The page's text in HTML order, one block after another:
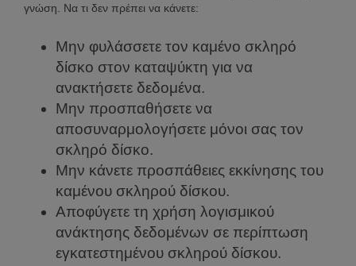
γνώση. Να τι δεν πρέπει να κάνετε:
Μην φυλάσσετε τον καμένο σκληρό
δίσκο στον καταψύκτη για να
ανακτήσετε δεδομένα.
Μην προσπαθήσετε να
αποσυναρμολογήσετε μόνοι σας τον
σκληρό δίσκο.
Μην κάνετε προσπάθειες εκκίνησης του
καμένου σκληρού δίσκου.
Αποφύγετε τη χρήση λογισμικού
ανάκτησης δεδομένων σε περίπτωση
εγκατεστημένου σκληρού δίσκου.